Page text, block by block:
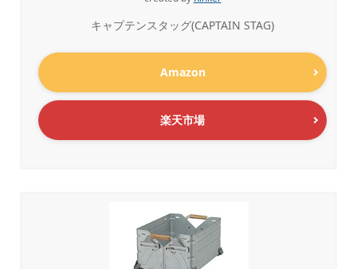
キャプテンスタッグ(CAPTAIN STAG)
Amazon
楽天市場